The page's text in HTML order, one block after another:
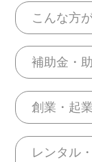
こんな方
補助金・
創業・起業
レンタル